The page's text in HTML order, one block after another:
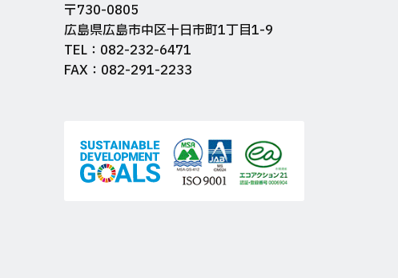
〒730-0805
広島県広島市中区十日市町1丁目1-9
TEL：082-232-6471
FAX：082-291-2233